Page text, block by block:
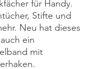
für Handy.
Stifte und
Neu hat dieses
ein
mit